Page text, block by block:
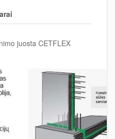
juosta CETFLEX